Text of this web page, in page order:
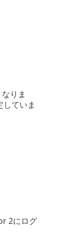
りま
ていま
2にログ